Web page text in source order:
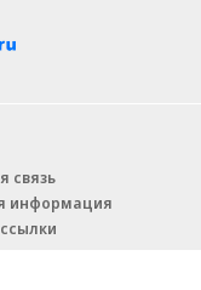
связь
информация